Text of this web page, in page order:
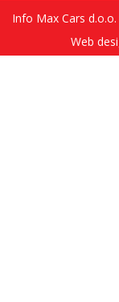
Info Max Cars
Web